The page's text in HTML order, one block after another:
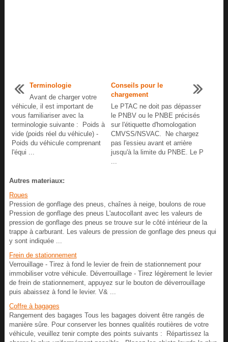
Terminologie
Avant de charger votre
véhicule, il est important de
vous familiariser avec la
terminologie suivante : Poids à
vide (poids réel du véhicule) -
Poids du véhicule comprenant
l'équi ...
Conseils pour le
chargement
Le PTAC ne doit pas dépasser
le PNBV ou le PNBE précisés
sur l'étiquette d'homologation
CMVSS/NSVAC. Ne chargez
pas l'essieu avant et arrière
jusqu'à la limite du PNBE. Le P
...
Autres materiaux:
Roues
Pression de gonflage des pneus, chaînes à neige, boulons de roue
Pression de gonflage des pneus L'autocollant avec les valeurs de
pression de gonflage des pneus se trouve sur le côté intérieur de la
trappe à carburant. Les valeurs de pression de gonflage des pneus qui
y sont indiquée ...
Frein de stationnement
Verrouillage - Tirez à fond le levier de frein de stationnement pour
immobiliser votre véhicule. Déverrouillage - Tirez légèrement le levier
de frein de stationnement, appuyez sur le bouton de déverrouillage
puis abaissez à fond le levier. V& ...
Coffre à bagages
Rangement des bagages Tous les bagages doivent être rangés de
manière sûre. Pour conserver les bonnes qualités routières de votre
véhicule, veuillez tenir compte des points suivants : Répartissez la